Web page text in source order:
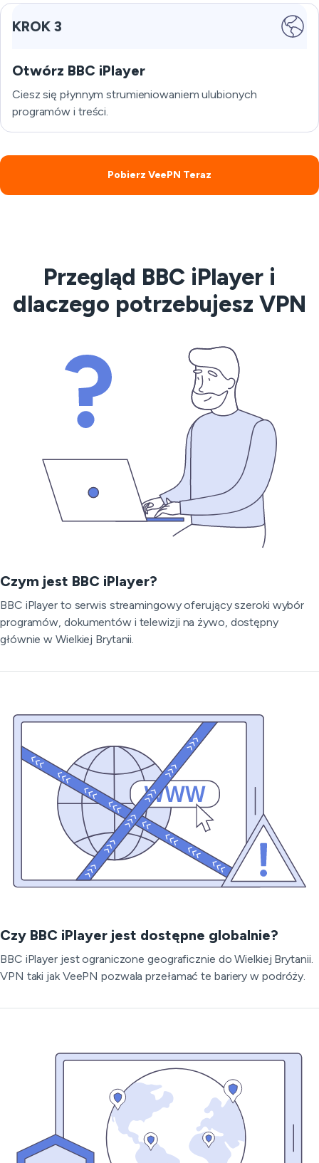
KROK 3
Otwórz BBC iPlayer
Ciesz się płynnym strumieniowaniem ulubionych
programów i treści.
Pobierz VeePN Teraz
Przegląd BBC iPlayer i
dlaczego potrzebujesz VPN
Czym jest BBC iPlayer?
BBC iPlayer to serwis streamingowy oferujący szeroki wybór
programów, dokumentów i telewizji na żywo, dostępny
głównie w Wielkiej Brytanii.
Czy BBC iPlayer jest dostępne globalnie?
BBC iPlayer jest ograniczone geograficznie do Wielkiej Brytanii.
VPN taki jak VeePN pozwala przełamać te bariery w podróży.